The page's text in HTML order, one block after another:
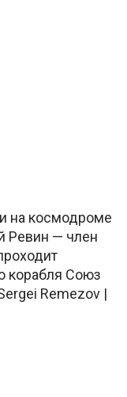
на космодроме
Ревин — член
корабля Союз
Remezov |